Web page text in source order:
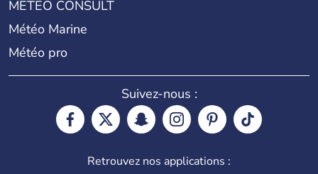
METEO CONSULT
Météo Marine
Météo pro
Suivez-nous :
Retrouvez nos applications :